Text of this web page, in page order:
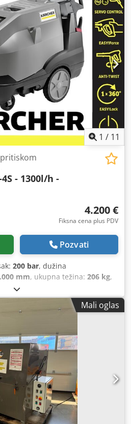
1 / 11
- 1300l/h -
4.200 €
Fiksna cena plus PDV
Pozvati
200 bar, dužina
mm, ukupna težina: 206 kg,
, temperatura:
/ V / Hz): 3 / 400 / 50 Protok (l
(bar): 30 - 200 Temperatura
lož ulja ili gasa punim
Potrošnja mazuta eco!efficiency
Ac Dea Priključna snaga (kV): 9.5
za gorivo (l): 25 težina sa
(D × Š × V) (mm): 1330 k 750 k
pištolj za prskanje: LAKO! Sila
10 m Tip HD crevo: Longlife
8, 400 bara Zrak cevi: 1050 mm
Opremu: Prekid pritiska
Reverzibilni plug (3 ~)
Mali oglas